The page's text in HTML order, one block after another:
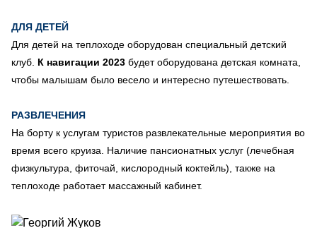
ДЛЯ ДЕТЕЙ
Для детей на теплоходе оборудован специальный детский
клуб. К навигации 2023 будет оборудована детская комната,
чтобы малышам было весело и интересно путешествовать.
РАЗВЛЕЧЕНИЯ
На борту к услугам туристов развлекательные мероприятия во
время всего круиза. Наличие пансионатных услуг (лечебная
физкультура, фиточай, кислородный коктейль), также на
теплоходе работает массажный кабинет.